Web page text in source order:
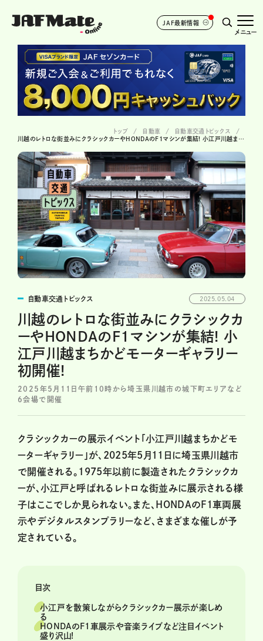
JAF最新情報
メニュー
トップ 自動車
自動車交通トピックス
川越のレトロな街並みにクラシックカーやHONDAのF1マシンが集結! 小江戸川越まちかどモーターギャラリー初開催!
自動車交通トピックス 2025.05.04
川越のレトロな街並みにクラシックカ
ーやHONDAのF1マシンが集結! 小
江戸川越まちかどモーターギャラリー
初開催!
2025年5月11日午前10時から埼玉県川越市の城下町エリアなど
6会場で開催
クラシックカーの展示イベント「小江戸川越まちかどモ
ーターギャラリー」が、2025年5月11日に埼玉県川越市
で開催される。1975年以前に製造されたクラシックカ
ーが、小江戸と呼ばれるレトロな街並みに展示される様
子はここでしか見られない。また、HONDAのF1車両展
示やデジタルスタンプラリーなど、さまざまな催しが予
定されている。
目次
小江戸を散策しながらクラシックカー展示が楽しめ
る
HONDAのF1車展示や音楽ライブなど注目イベント
盛り沢山!